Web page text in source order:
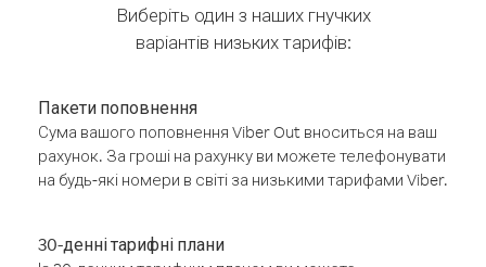
Виберіть один з наших гнучких
варіантів низьких тарифів:
Пакети поповнення
Сума вашого поповнення Viber Out вноситься на ваш
рахунок. За гроші на рахунку ви можете телефонувати
на будь-які номери в світі за низькими тарифами Viber.
30-денні тарифні плани